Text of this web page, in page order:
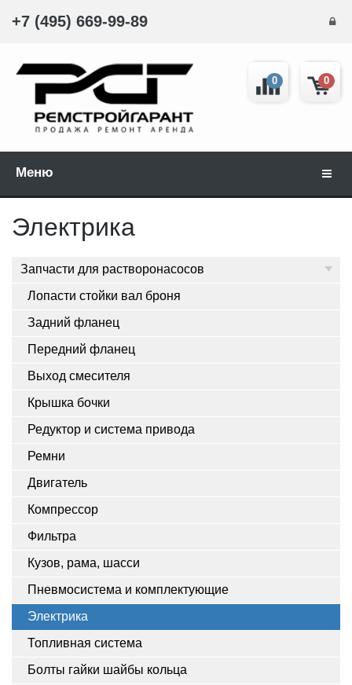
+7 (495) 669-99-89
0
0
Меню
Электрика
Запчасти для растворонасосов
Лопасти стойки вал броня
Задний фланец
Передний фланец
Выход смесителя
Крышка бочки
Редуктор и система привода
Ремни
Двигатель
Компрессор
Фильтра
Кузов, рама, шасси
Пневмосистема и комплектующие
Электрика
Топливная система
Болты гайки шайбы кольца